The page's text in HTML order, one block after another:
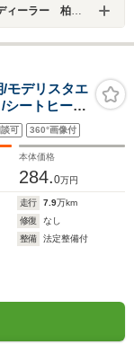
ー店 中古車専門店
デリスタエ
シートヒータ
ネル/助手席
/Blu-ray再
可 360°画像付
本体価格
284.0万円
走行 7.9万km
修復
なし
整備
法定整備付